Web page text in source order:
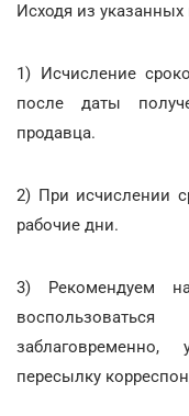
Исходя из
1) Исчисление
после даты
продавца.
2) При исчислении
рабочие дни.
3) Рекомендуем
пересылку